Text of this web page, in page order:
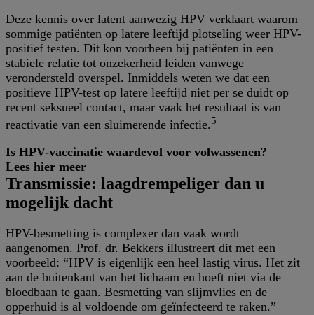
Deze kennis over latent aanwezig HPV verklaart waarom
sommige patiënten op latere leeftijd plotseling weer HPV-
positief testen. Dit kon voorheen bij patiënten in een
stabiele relatie tot onzekerheid leiden vanwege
verondersteld overspel. Inmiddels weten we dat een
positieve HPV-test op latere leeftijd niet per se duidt op
recent seksueel contact, maar vaak het resultaat is van
reactivatie van een sluimerende infectie.5
Is HPV-vaccinatie waardevol voor volwassenen?
Lees hier meer
Transmissie: laagdrempeliger dan u
mogelijk dacht
HPV-besmetting is complexer dan vaak wordt
aangenomen. Prof. dr. Bekkers illustreert dit met een
voorbeeld: “HPV is eigenlijk een heel lastig virus. Het zit
aan de buitenkant van het lichaam en hoeft niet via de
bloedbaan te gaan. Besmetting van slijmvlies en de
opperhuid is al voldoende om geïnfecteerd te raken.”